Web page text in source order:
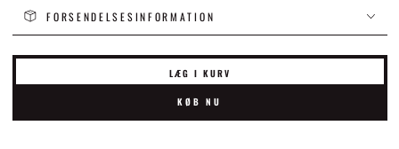
FORSENDELSESINFORMATION
LÆG I KURV
KØB NU